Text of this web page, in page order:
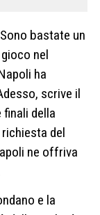
bastate un
nel
ha
scrive il
della
del
ne offriva
e la